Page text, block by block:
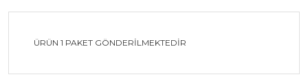
ÜRÜN 1 PAKET GÖNDERİLMEKTEDİR